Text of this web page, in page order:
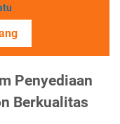
Penyediaan
Berkualitas